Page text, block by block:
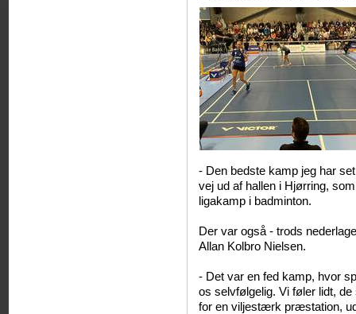
- Den bedste kamp jeg har
vej ud af hallen i Hjørring,
ligakamp i badminton.
Der var også - trods
Allan Kolbro Nielsen.
- Det var en fed kamp, hvor
os selvfølgelig. Vi føler lidt,
for en viljestærk præstation,